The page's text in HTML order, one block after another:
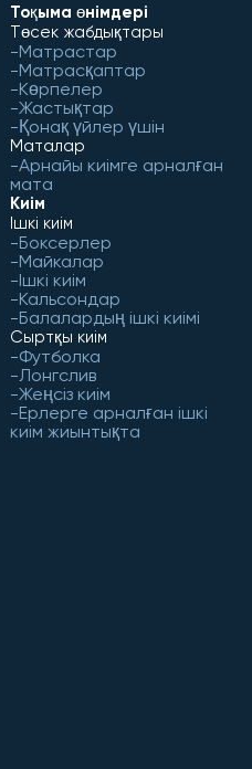
Тоқыма өнімдері
Төсек жабдықтары
Матрастар
Матрасқаптар
Көрпелер
Жастықтар
Қонақ үйлер үшін
Маталар
Арнайы киімге арналған
мата
Киім
Ішкі киім
Боксерлер
Майкалар
Ішкі киім
Кальсондар
Балалардың ішкі киімі
Сыртқы киім
Футболка
Лонгслив
Жеңсіз киім
Ерлерге арналған ішкі
киім жиынтықта